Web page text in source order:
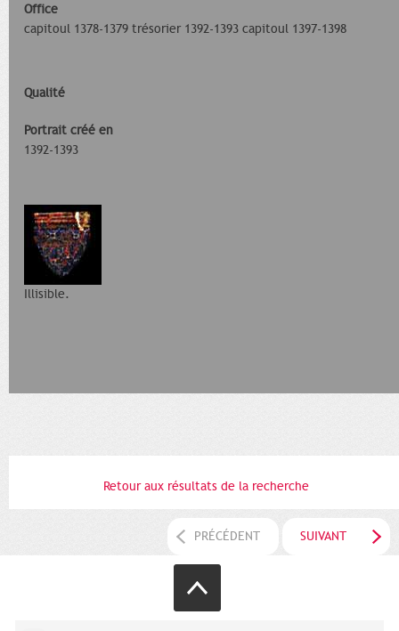
Office
capitoul 1378-1379 trésorier 1392-1393 capitoul 1397-1398
Qualité
Portrait créé en
1392-1393
Illisible.
Retour aux résultats de la recherche
PRÉCÉDENT SUIVANT